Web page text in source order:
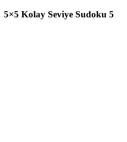
5×5 Kolay Seviye Sudoku 5